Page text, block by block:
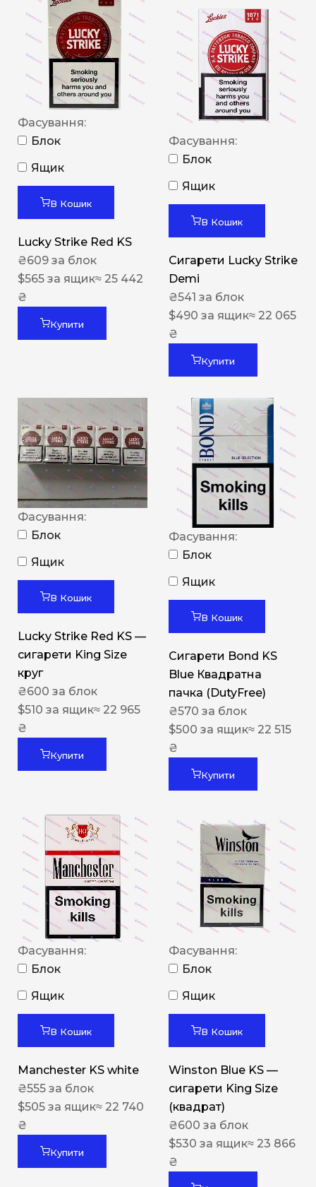
Фасування:
Блок
Ящик
В Кошик
Lucky Strike Red KS
₴609 за блок
$565 за ящик≈ 25 442
₴
Купити
Фасування:
Блок
Ящик
В Кошик
Сигарети Lucky Strike
Demi
₴541 за блок
$490 за ящик≈ 22 065
₴
Купити
Фасування:
Блок
Ящик
В Кошик
Lucky Strike Red KS —
сигарети King Size
круг
₴600 за блок
$510 за ящик≈ 22 965
₴
Купити
Фасування:
Блок
Ящик
В Кошик
Сигарети Bond KS
Blue Квадратна
пачка (DutyFree)
₴570 за блок
$500 за ящик≈ 22 515
₴
Купити
Фасування:
Блок
Ящик
В Кошик
Manchester KS white
₴555 за блок
$505 за ящик≈ 22 740
₴
Купити
Фасування:
Блок
Ящик
В Кошик
Winston Blue KS —
сигарети King Size
(квадрат)
₴600 за блок
$530 за ящик≈ 23 866
₴